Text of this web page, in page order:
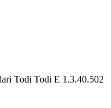
Todi Todi E 1.3.40.502